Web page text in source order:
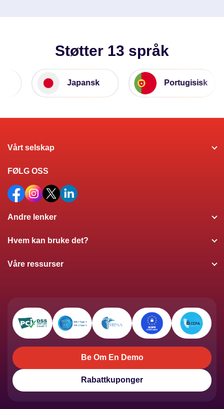
Støtter 13 språk
Japansk Portugisisk
Vårt selskap
FØLG OSS
Andre lenker
Hvem kan bruke det?
Våre ressurser
Be Om En Demo
Rabattkuponger